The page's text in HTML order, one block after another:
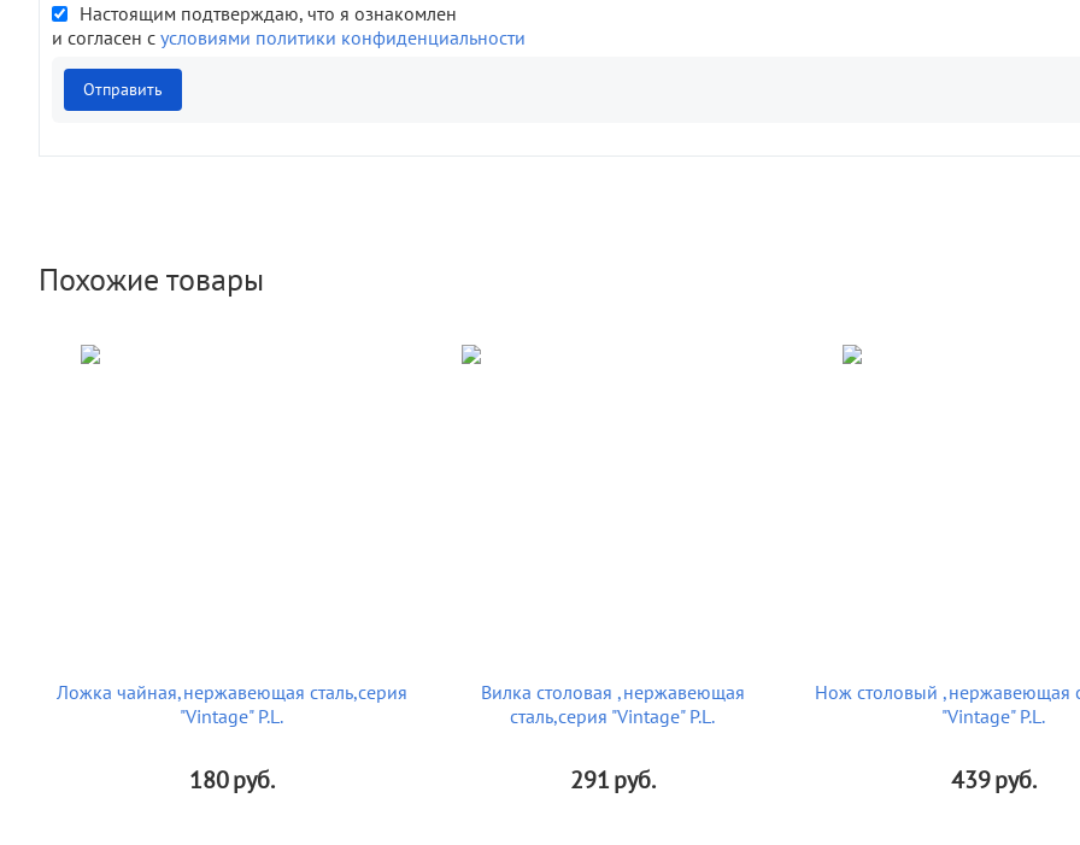
Настоящим подтверждаю, что я ознакомлен
и согласен с условиями политики конфиденциальности
Отправить
Похожие товары
Ложка чайная,нержавеющая сталь,серия
"Vintage" P.L.
180руб.
Вилка столовая ,нержавеющая
сталь,серия "Vintage" P.L.
291руб.
Нож столовый ,нержавеющая
"Vintage" P.L.
439руб.